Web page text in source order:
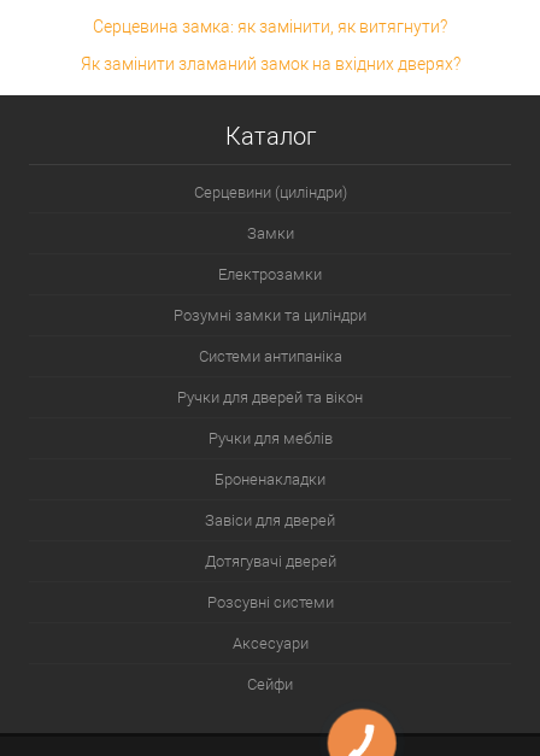
Серцевина замка: як замінити, як витягнути?
Як замінити зламаний замок на вхідних дверях?
Каталог
Серцевини (циліндри)
Замки
Електрозамки
Розумні замки та циліндри
Системи антипаніка
Ручки для дверей та вікон
Ручки для меблів
Броненакладки
Завіси для дверей
Дотягувачі дверей
Розсувні системи
Аксесуари
Сейфи